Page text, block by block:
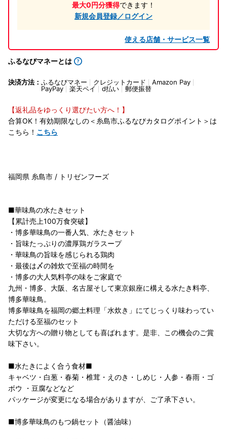
最大0円分獲得できます！
新規会員登録／ログイン
使える店舗・サービス一覧
ふるなびマネーとは
決済方法： ふるなびマネー クレジットカード
Amazon Pay
PayPay
楽天ペイ d払い 郵便振替
【返礼品をゆっくり選びたい方へ！】
合算OK！有効期限なしの＜糸島市ふるなびカタログポイント＞は
こちら！ こちら
福岡県 糸島市 / トリゼンフーズ
■華味鳥の水たきセット
【累計売上100万食突破】
・博多華味鳥の一番人気、水たきセット
・旨味たっぷりの濃厚鶏ガラスープ
・華味鳥の旨味を感じられる鶏肉
・最後は〆の雑炊で至福の時間を
・博多の大人気料亭の味をご家庭で
九州・博多、大阪、名古屋そして東京銀座に構える水たき料亭、
博多華味鳥。
博多華味鳥を福岡の郷土料理「水炊き」にてじっくり味わってい
ただける至福のセット
大切な方への贈り物としても喜ばれます。是非、この機会のご賞
味下さい。
■水たきによく合う食材■
キャベツ・白葱・春菊・椎茸・えのき・しめじ・人参・春雨・ゴ
ボウ ・豆腐などなど
パッケージが変更になる場合がありますが、ご了承下さい。
■博多華味鳥のもつ鍋セット（醤油味）